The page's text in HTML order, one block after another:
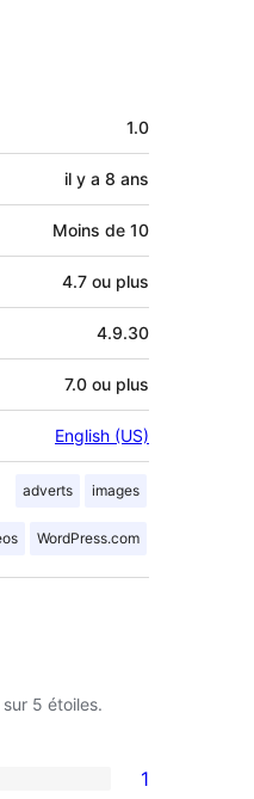
1.0
il y a 8 ans
Moins de 10
4.7 ou plus
4.9.30
7.0 ou plus
English (US)
adverts images
WordPress.com
sur 5 étoiles.
1